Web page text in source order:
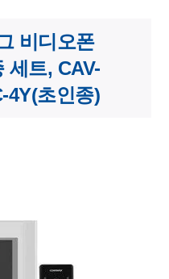
비디오폰
세트, CAV-
4Y(초인종)